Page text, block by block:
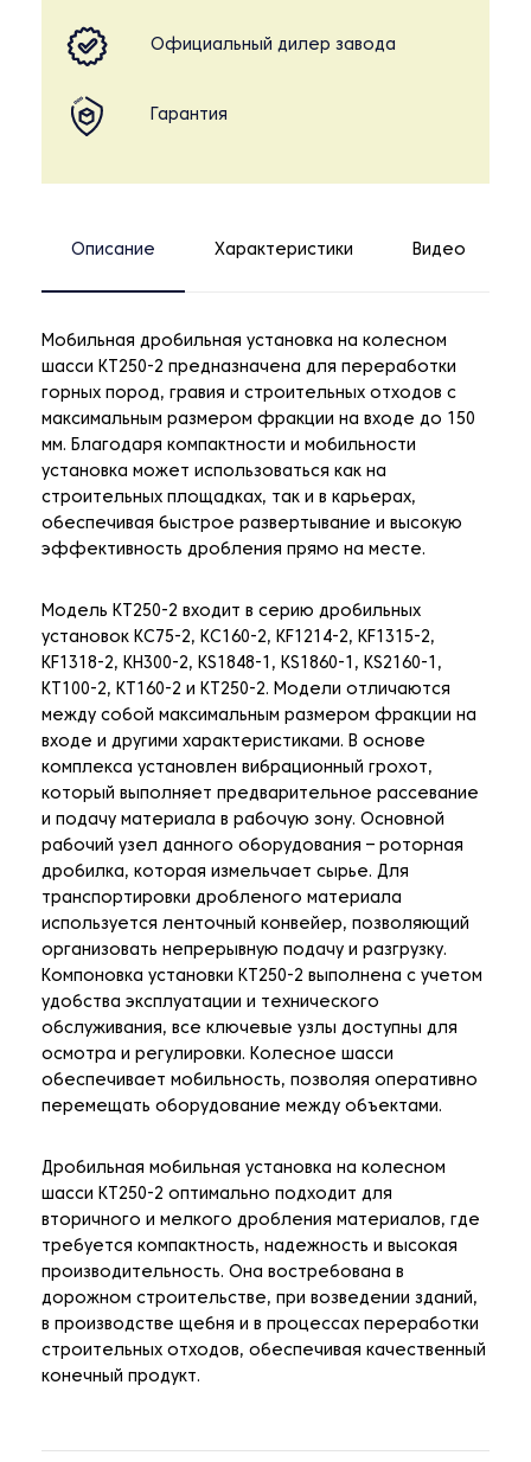
Официальный дилер завода
Гарантия
Описание Характеристики Видео
Мобильная дробильная установка на колесном
шасси KT250-2 предназначена для переработки
горных пород, гравия и строительных отходов с
максимальным размером фракции на входе до 150
мм. Благодаря компактности и мобильности
установка может использоваться как на
строительных площадках, так и в карьерах,
обеспечивая быстрое развертывание и высокую
эффективность дробления прямо на месте.
Модель KT250-2 входит в серию дробильных
установок KC75-2, KC160-2, KF1214-2, KF1315-2,
KF1318-2, KH300-2, KS1848-1, KS1860-1, KS2160-1,
KT100-2, KT160-2 и KT250-2. Модели отличаются
между собой максимальным размером фракции на
входе и другими характеристиками. В основе
комплекса установлен вибрационный грохот,
который выполняет предварительное рассевание
и подачу материала в рабочую зону. Основной
рабочий узел данного оборудования – роторная
дробилка, которая измельчает сырье. Для
транспортировки дробленого материала
используется ленточный конвейер, позволяющий
организовать непрерывную подачу и разгрузку.
Компоновка установки KT250-2 выполнена с учетом
удобства эксплуатации и технического
обслуживания, все ключевые узлы доступны для
осмотра и регулировки. Колесное шасси
обеспечивает мобильность, позволяя оперативно
перемещать оборудование между объектами.
Дробильная мобильная установка на колесном
шасси KT250-2 оптимально подходит для
вторичного и мелкого дробления материалов, где
требуется компактность, надежность и высокая
производительность. Она востребована в
дорожном строительстве, при возведении зданий,
в производстве щебня и в процессах переработки
строительных отходов, обеспечивая качественный
конечный продукт.